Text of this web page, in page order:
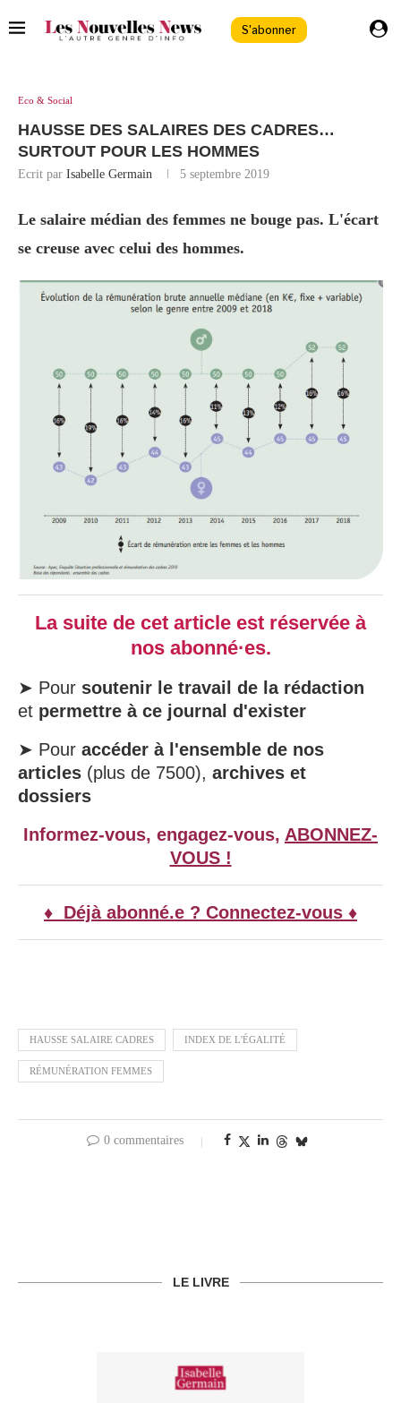
S'abonner
Eco & Social
HAUSSE DES SALAIRES DES CADRES…
SURTOUT POUR LES HOMMES
Ecrit par Isabelle Germain 5 septembre 2019
Le salaire médian des femmes ne bouge pas. L'écart
se creuse avec celui des hommes.
La suite de cet article est réservée à
nos abonné·es.
➤ Pour soutenir le travail de la rédaction
et permettre à ce journal d'exister
➤ Pour accéder à l'ensemble de nos
articles (plus de 7500), archives et
dossiers
Informez-vous, engagez-vous, ABONNEZ-
VOUS !
♦ Déjà abonné.e ? Connectez-vous ♦
HAUSSE SALAIRE CADRES INDEX DE L'ÉGALITÉ
RÉMUNÉRATION FEMMES
0 commentaires
LE LIVRE